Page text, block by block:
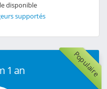
disponible
supportés
Populaire
1 an